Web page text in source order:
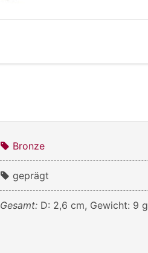
Bronze
geprägt
Gesamt: D: 2,6 cm, Gewicht: 9 g